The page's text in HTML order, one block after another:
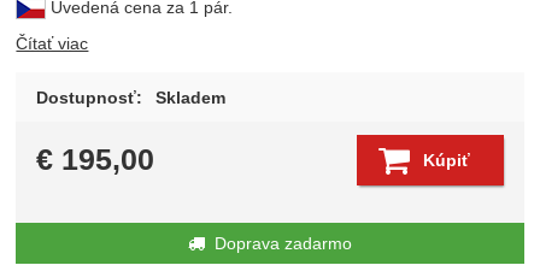
Uvedená cena za 1 pár.
Čítať viac
Dostupnosť: Skladem
€ 195,00 Kúpiť
Doprava zadarmo